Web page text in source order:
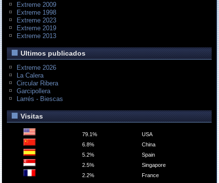
Extreme 2009
Extreme 1998
Extreme 2023
Extreme 2019
Extreme 2013
Ultimos publicados
Extreme 2026
La Calera
Circular Ribera
Garcipollera
Larrés - Biescas
Visitas
79.1%
USA
6.8%
China
5.2%
Spain
2.5%
Singapore
2.2%
France